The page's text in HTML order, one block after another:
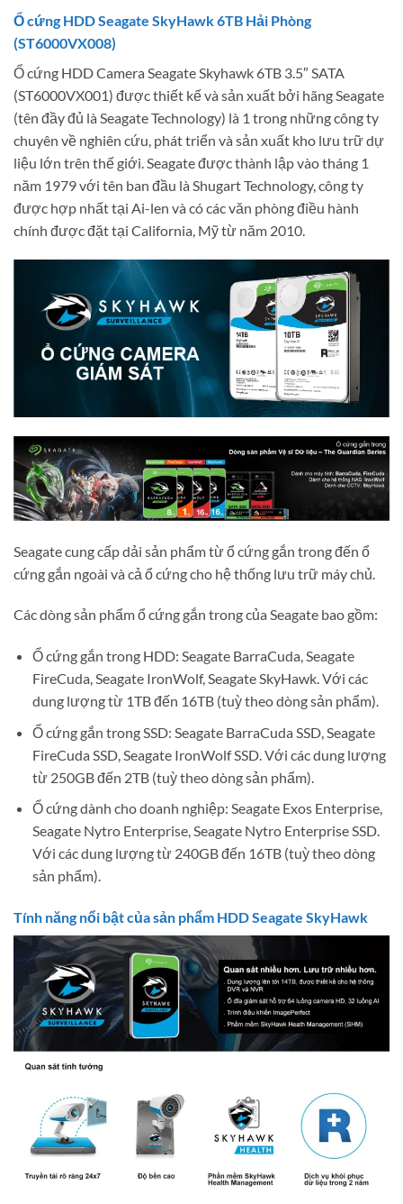
Ổ cứng HDD Seagate SkyHawk 6TB Hải Phòng
(ST6000VX008)
Ổ cứng HDD Camera Seagate Skyhawk 6TB 3.5″ SATA
(ST6000VX001) được thiết kế và sản xuất bởi hãng Seagate
(tên đầy đủ là Seagate Technology) là 1 trong những công ty
chuyên về nghiên cứu, phát triển và sản xuất kho lưu trữ dự
liệu lớn trên thế giới. Seagate được thành lập vào tháng 1
năm 1979 với tên ban đầu là Shugart Technology, công ty
được hợp nhất tại Ai-len và có các văn phòng điều hành
chính được đặt tại California, Mỹ từ năm 2010.
Seagate cung cấp dải sản phẩm từ ổ cứng gắn trong đến ổ
cứng gắn ngoài và cả ổ cứng cho hệ thống lưu trữ máy chủ.
Các dòng sản phẩm ổ cứng gắn trong của Seagate bao gồm:
Ổ cứng gắn trong HDD: Seagate BarraCuda, Seagate
FireCuda, Seagate IronWolf, Seagate SkyHawk. Với các
dung lượng từ 1TB đến 16TB (tuỳ theo dòng sản phẩm).
Ổ cứng gắn trong SSD: Seagate BarraCuda SSD, Seagate
FireCuda SSD, Seagate IronWolf SSD. Với các dung lượng
từ 250GB đến 2TB (tuỳ theo dòng sản phẩm).
Ổ cứng dành cho doanh nghiệp: Seagate Exos Enterprise,
Seagate Nytro Enterprise, Seagate Nytro Enterprise SSD.
Với các dung lượng từ 240GB đến 16TB (tuỳ theo dòng
sản phẩm).
Tính năng nổi bật của sản phẩm HDD Seagate SkyHawk